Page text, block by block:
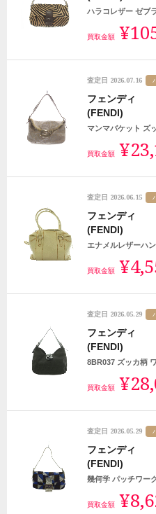
ハラコレザー ゼブ
買取金額
査定日 2026.07.16
フェンディ
(FENDI)
マンマバケット ズ
買取金額
査定日 2026.06.15
フェンディ
(FENDI)
エナメルレザーハ
買取金額
査定日 2026.05.29
フェンディ
(FENDI)
8BR037 ズッカ柄
買取金額
査定日 2026.05.29
フェンディ
(FENDI)
幾何学 パッチワー
買取金額